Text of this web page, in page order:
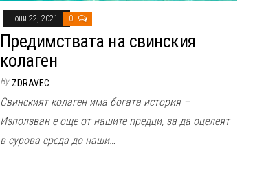
юни 22, 2021 0
Предимствата на свинския
колаген
By ZDRAVEC
Свинският колаген има богата история –
Използван е още от нашите предци, за да оцелеят
в сурова среда до наши…